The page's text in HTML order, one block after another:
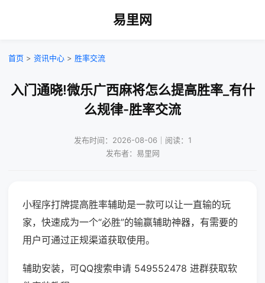
易里网
首页 > 资讯中心 > 胜率交流
入门通晓!微乐广西麻将怎么提高胜率_有什
么规律-胜率交流
发布时间：2026-08-06｜阅读：1
发布者：易里网
小程序打牌提高胜率辅助是一款可以让一直输的玩
家，快速成为一个“必胜”的输赢辅助神器，有需要的
用户可通过正规渠道获取使用。
辅助安装，可QQ搜索申请 549552478 进群获取软